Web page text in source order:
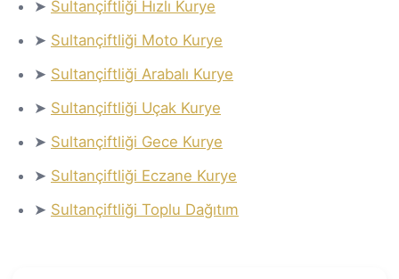
➤ Sultançiftliği Hızlı Kurye
➤ Sultançiftliği Moto Kurye
➤ Sultançiftliği Arabalı Kurye
➤ Sultançiftliği Uçak Kurye
➤ Sultançiftliği Gece Kurye
➤ Sultançiftliği Eczane Kurye
➤ Sultançiftliği Toplu Dağıtım